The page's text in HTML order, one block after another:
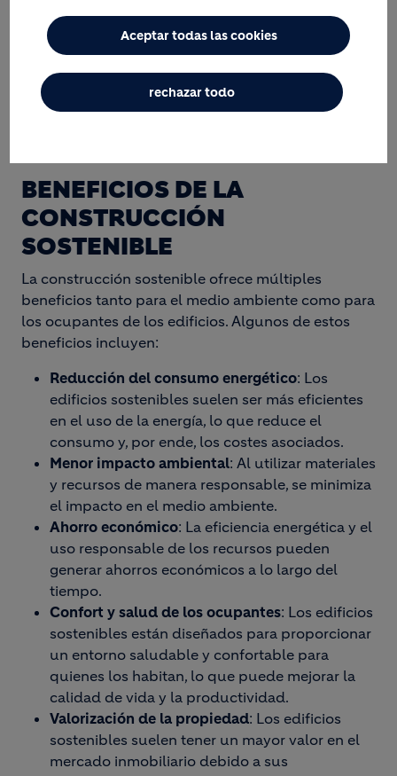
BENEFICIOS DE LA
CONSTRUCCIÓN
SOSTENIBLE
La construcción sostenible ofrece múltiples
beneficios tanto para el medio ambiente como para
los ocupantes de los edificios. Algunos de estos
beneficios incluyen:
Reducción del consumo energético: Los
edificios sostenibles suelen ser más eficientes
en el uso de la energía, lo que reduce el
consumo y, por ende, los costes asociados.
Menor impacto ambiental: Al utilizar materiales
y recursos de manera responsable, se minimiza
el impacto en el medio ambiente.
Ahorro económico: La eficiencia energética y el
uso responsable de los recursos pueden
generar ahorros económicos a lo largo del
tiempo.
Confort y salud de los ocupantes: Los edificios
sostenibles están diseñados para proporcionar
un entorno saludable y confortable para
quienes los habitan, lo que puede mejorar la
calidad de vida y la productividad.
Valorización de la propiedad: Los edificios
sostenibles suelen tener un mayor valor en el
mercado inmobiliario debido a sus
Aceptar todas las cookies
rechazar todo